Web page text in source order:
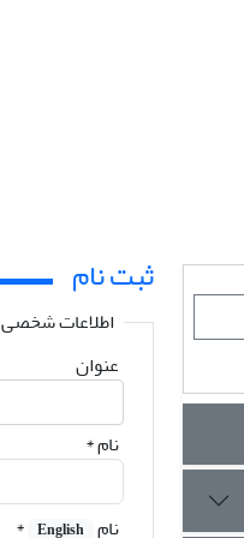
ثبت نام
اطلاعات شخصی
عنوان
نام*
نام English
*